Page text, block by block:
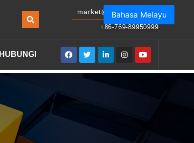
market@masonled.com
+86-769-89950999
HUBUNGI
Bahasa Melayu